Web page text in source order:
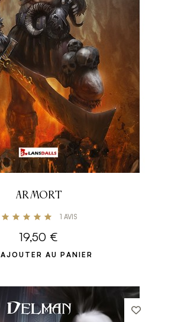
ARMORT
1 AVIS
19,50 €
AJOUTER AU PANIER